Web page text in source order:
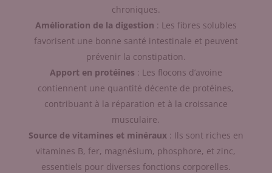
chroniques.
Amélioration de la digestion : Les fibres solubles
favorisent une bonne santé intestinale et peuvent
prévenir la constipation.
Apport en protéines : Les flocons d’avoine
contiennent une quantité décente de protéines,
contribuant à la réparation et à la croissance
musculaire.
Source de vitamines et minéraux: Ils sont riches en
vitamines B, fer, magnésium, phosphore, et zinc,
essentiels pour diverses fonctions corporelles.